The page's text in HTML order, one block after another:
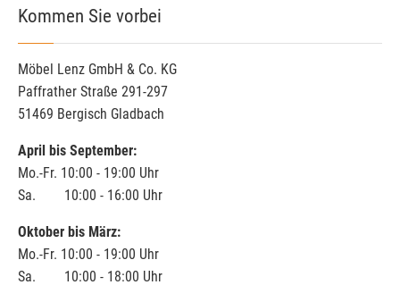
Kommen Sie vorbei
Möbel Lenz GmbH & Co. KG
Paffrather Straße 291-297
51469 Bergisch Gladbach
April bis September:
Mo.-Fr. 10:00 - 19:00 Uhr
Sa. 10:00 - 16:00 Uhr
Oktober bis März:
Mo.-Fr. 10:00 - 19:00 Uhr
Sa. 10:00 - 18:00 Uhr